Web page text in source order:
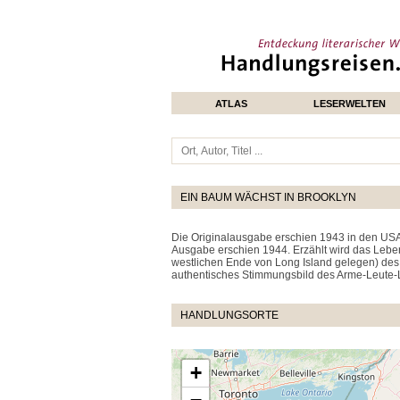
ATLAS LESERWELTEN
EIN BAUM WÄCHST IN BROOKLYN
Die Originalausgabe erschien 1943 in den
Ausgabe erschien 1944. Erzählt wird das
westlichen Ende von Long Island gelegen)
authentisches Stimmungsbild des Arme-
HANDLUNGSORTE
+